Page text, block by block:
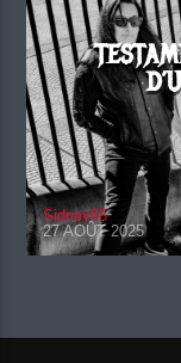
Sidney65
27 AOÛT 2025